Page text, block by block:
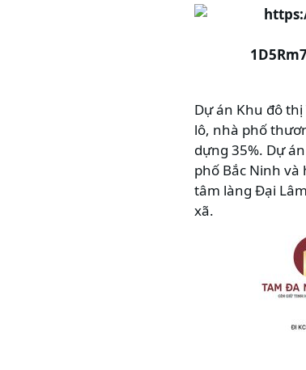
Dự án Khu đô
lô, nhà phố
dựng 35%. Dự
phố Bắc Ninh
tâm làng Đại
xã.